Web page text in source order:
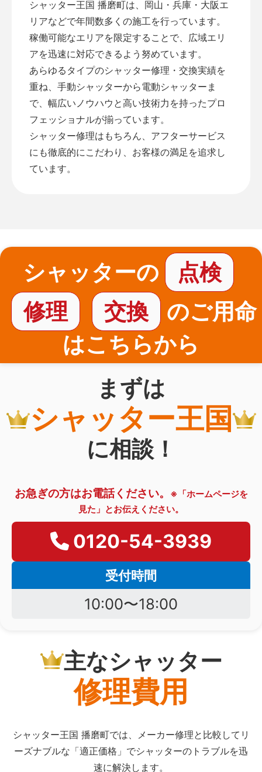
シャッター王国 播磨町は、岡山・兵庫・大阪エ
リアなどで年間数多くの施工を行っています。
稼働可能なエリアを限定することで、広域エリ
アを迅速に対応できるよう努めています。
あらゆるタイプのシャッター修理・交換実績を
重ね、手動シャッターから電動シャッターま
で、幅広いノウハウと高い技術力を持ったプロ
フェッショナルが揃っています。
シャッター修理はもちろん、アフターサービス
にも徹底的にこだわり、お客様の満足を追求し
ています。
シャッターの
点検
修理
交換
のご用命
はこちらから
まずは
シャッター王国
に相談！
お急ぎの方はお電話ください。
※「ホームページを
見た」とお伝えください。
0120-54-3939
受付時間
10:00〜18:00
主なシャッター
修理費用
シャッター王国 播磨町では、メーカー修理と比較してリ
ーズナブルな「適正価格」でシャッターのトラブルを迅
速に解決します。